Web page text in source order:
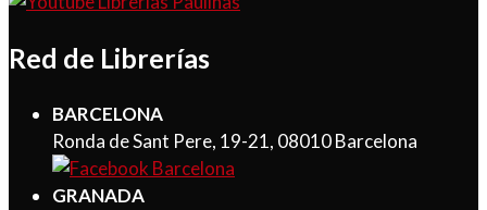
Red de Librerías
BARCELONA
Ronda de Sant Pere, 19-21, 08010 Barcelona
GRANADA